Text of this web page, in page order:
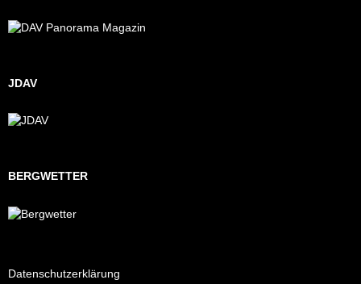
JDAV
BERGWETTER
Datenschutzerklärung